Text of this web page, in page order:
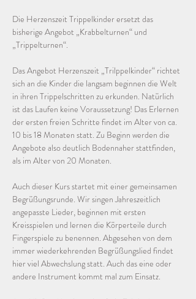
Die Herzenszeit Trippelkinder ersetzt das
bisherige Angebot „Krabbelturnen“ und
„Trippelturnen“.
Das Angebot Herzenszeit „Trilppelkinder“ richtet
sich an die Kinder die langsam beginnen die Welt
in ihren Trippelschritten zu erkunden. Natürlich
ist das Laufen keine Voraussetzung! Das Erlernen
der ersten freien Schritte findet im Alter von ca.
10 bis 18 Monaten statt. Zu Beginn werden die
Angebote also deutlich Bodennaher stattfinden,
als im Alter von 20 Monaten.
Auch dieser Kurs startet mit einer gemeinsamen
Begrüßungsrunde. Wir singen Jahreszeitlich
angepasste Lieder, beginnen mit ersten
Kreisspielen und lernen die Körperteile durch
Fingerspiele zu benennen. Abgesehen von dem
immer wiederkehrenden Begrüßungslied findet
hier viel Abwechslung statt. Auch das eine oder
andere Instrument kommt mal zum Einsatz.